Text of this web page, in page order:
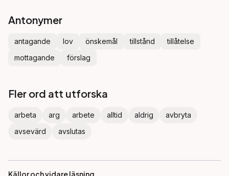
Antonymer
antagande lov önskemål tillstånd
tillåtelse
mottagande
förslag
Fler ord att utforska
arbeta arg arbete alltid aldrig
avbryta
avsevärd
avslutas
Källor och vidare läsning